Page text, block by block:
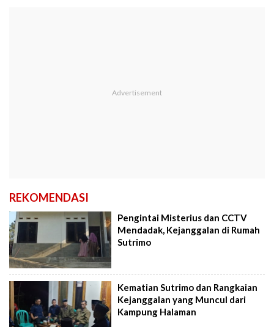
REKOMENDASI
Pengintai Misterius dan CCTV
Mendadak, Kejanggalan di Rumah
Sutrimo
Kematian Sutrimo dan Rangkaian
Kejanggalan yang Muncul dari
Kampung Halaman